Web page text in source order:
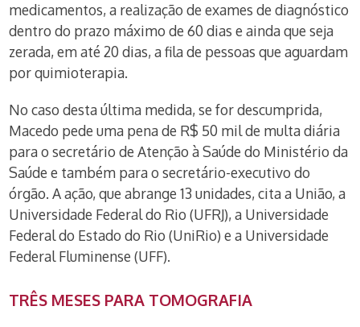
medicamentos, a realização de exames de diagnóstico
dentro do prazo máximo de 60 dias e ainda que seja
zerada, em até 20 dias, a fila de pessoas que aguardam
por quimioterapia.
No caso desta última medida, se for descumprida,
Macedo pede uma pena de R$ 50 mil de multa diária
para o secretário de Atenção à Saúde do Ministério da
Saúde e também para o secretário-executivo do
órgão. A ação, que abrange 13 unidades, cita a União, a
Universidade Federal do Rio (UFRJ), a Universidade
Federal do Estado do Rio (UniRio) e a Universidade
Federal Fluminense (UFF).
TRÊS MESES PARA TOMOGRAFIA